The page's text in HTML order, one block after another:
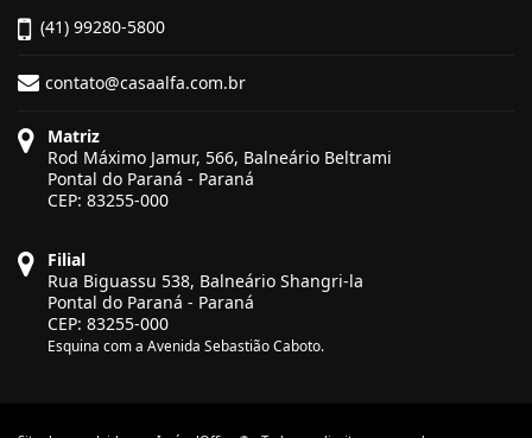
(41) 99280-5800
contato@casaalfa.com.br
Matriz
Rod Máximo Jamur, 566, Balneário Beltrami
Pontal do Paraná - Paraná
CEP: 83255-000
Filial
Rua Biguassu 538, Balneário Shangri-la
Pontal do Paraná - Paraná
CEP: 83255-000
Esquina com a Avenida Sebastião Caboto.